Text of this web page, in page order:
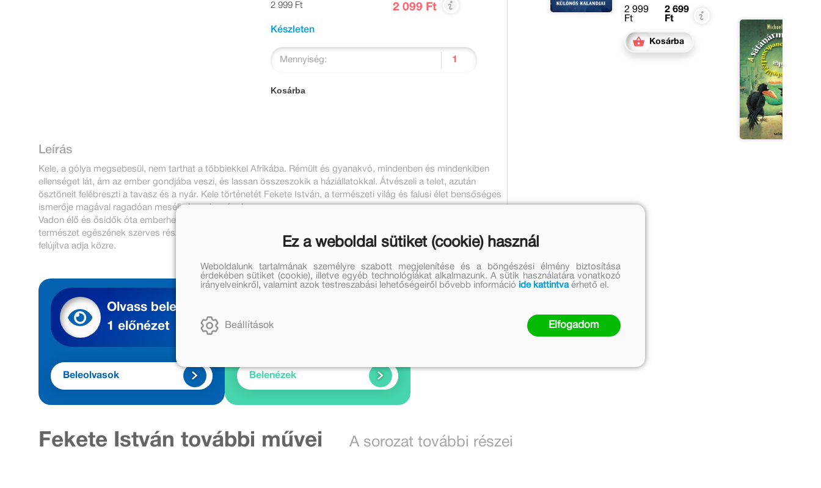
2 999 Ft
2 099 Ft
Készleten
Mennyiség:
Kosárba
Leírás
Kele, a gólya megsebesül, nem tarthat a többiekkel Afrikába. Rémült és gyanakvó, mindenben és mindenkiben
ellenséget lát, ám az ember gondjába veszi, és lassan összeszokik a háziállatokkal. Átvészeli a telet, azután
ösztöneit felébreszti a tavasz és a nyár. Kele történetét Fekete István, a természeti világ és falusi élet bensőséges
ismerője magával ragadóan meséli el az olvasónak.
Vadon élő és ősidők óta emberhez szelídült állatok találkozását beszéli el, és megmutatja azt is, hogy az ember a
természet egészének szerves részeként él falusi környezetében. A szerző népszerű regényét a Móra Kiadó most
felújítva adja közre.
2 999
Ft
2 699
Ft
Kosárba
Olvass bele
1 előnézet
Beleolvasok Belenézek
Fekete István további művei A sorozat további részei
Ez a weboldal sütiket (cookie) használ
Weboldalunk tartalmának személyre szabott megjelenítése és a böngészési élmény biztosítása
érdekében sütiket (cookie), illetve egyéb technológiákat alkalmazunk. A sütik használatára vonatkozó
irányelveinkről, valamint azok testreszabási lehetőségeiről bővebb információ ide kattintvaérhető el.
Beállítások Elfogadom